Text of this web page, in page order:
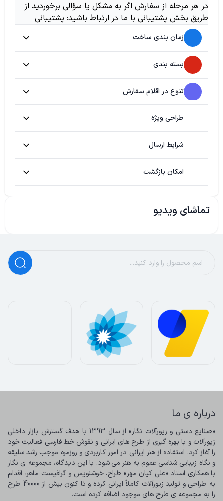
در هر مرحله از سفارش اگر به مشکل یا سؤالی برخوردید از
طریق بخش پشتیبانی با ما در ارتباط باشید: پشتیبانی
زمان بندی ساخت
بسته بندی
تنوع در اقلام سفارش
طراحی ویژه
شرایط ارسال
امکان بازگشت
تماشای ویدیو
درباره ی ما
را به مجموعه ی طرح های موجود اضافه کرده است.